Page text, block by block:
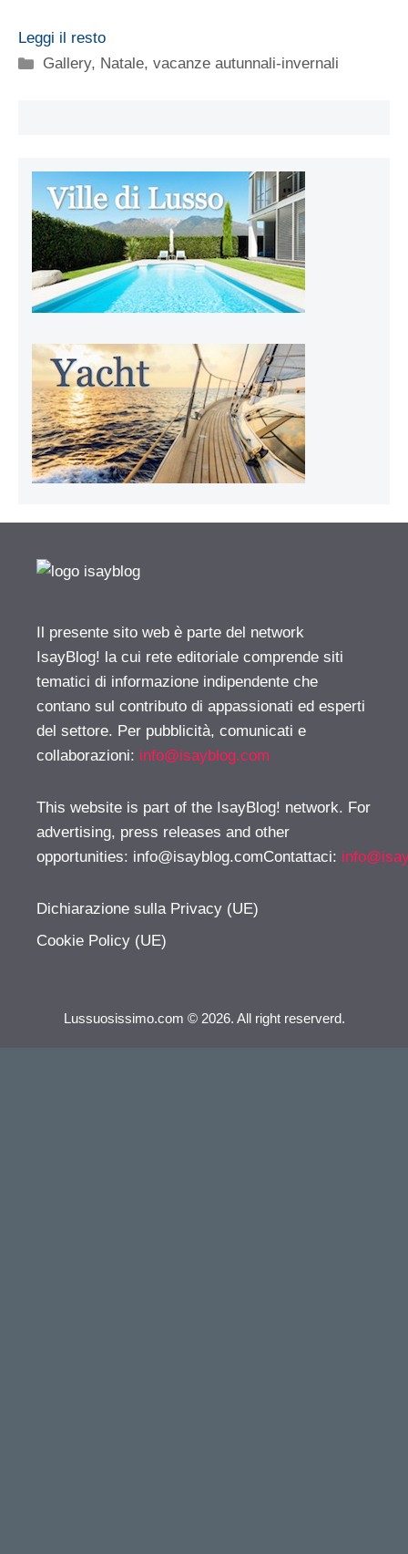
Leggi il resto
Categorie
Gallery, Natale,vacanze autunnali-invernali
Il presente sito web è parte del network
IsayBlog! la cui rete editoriale comprende siti
tematici di informazione indipendente che
contano sul contributo di appassionati ed esperti
del settore. Per pubblicità, comunicati e
collaborazioni: info@isayblog.com
This website is part of the IsayBlog! network. For
advertising, press releases and other
opportunities: info@isayblog.comContattaci:
Dichiarazione sulla Privacy (UE)
Cookie Policy (UE)
Lussuosissimo.com © 2026. All right reserverd.